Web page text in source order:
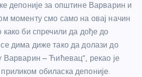
депоније за општине Варварин и
моменту смо само на овај начин
како би спречили да дође до
дима диже тако да долази до
Варварин – Ћићевац”, рекао је
обиласка депоније.